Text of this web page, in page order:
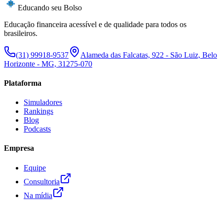
Educando seu Bolso
Educação financeira acessível e de qualidade para todos os
brasileiros.
(31) 99918-9537
Alameda das Falcatas, 922 - São Luiz, Belo
Horizonte - MG, 31275-070
Plataforma
Simuladores
Rankings
Blog
Podcasts
Empresa
Equipe
Consultoria
Na mídia